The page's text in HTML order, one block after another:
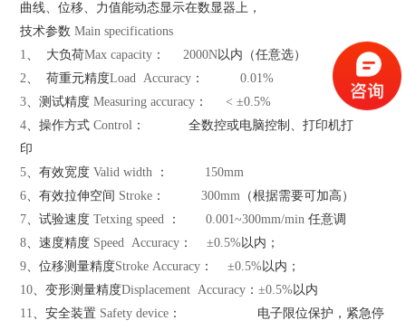
曲线、位移、力值能动态显示在数显器上，
技术参数 Main specifications
1、 大负荷Max capacity ： 2000N以内（任意选）
2、 荷重元精度Load Accuracy ：
0.01%
3、测试精度 Measuring accuracy ：
< ±0.5%
4、操作方式 Control ：
全数控或电脑控制、打印机打
印
5、有效宽度 Valid width ：
150mm
6、有效拉伸空间 Stroke ： 300mm （根据需要可加高）
7、试验速度 Tetxing speed ： 0.001~300mm/min任意调
8、速度精度 Speed Accuracy ： ±0.5%以内；
9、位移测量精度Stroke Accuracy ： ±0.5%以内；
10、变形测量精度Displacement Accuracy ：±0.5%以内
11、安全装置 Safety device ：
电子限位保护，紧急停